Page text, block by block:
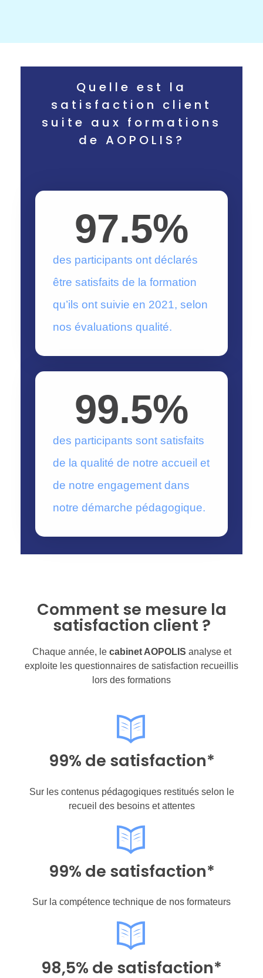
Quelle est la
satisfaction client
suite aux formations
de AOPOLIS?
des participants ont déclarés
être satisfaits de la formation
qu’ils ont suivie en 2021, selon
nos évaluations qualité.
97.5%
des participants sont satisfaits
de la qualité de notre accueil et
de notre engagement dans
notre démarche pédagogique.
99.5%
Comment se mesure la
satisfaction client ?
Chaque année, le cabinet AOPOLIS analyse et
exploite les questionnaires de satisfaction recueillis
lors des formations
99% de satisfaction*
Sur les contenus pédagogiques restitués selon le
recueil des besoins et attentes
99% de satisfaction*
Sur la compétence technique de nos formateurs
98,5% de satisfaction*